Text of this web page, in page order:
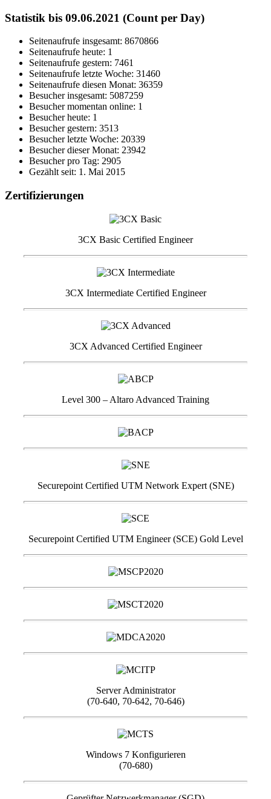
Statistik bis 09.06.2021 (Count per Day)
Seitenaufrufe insgesamt: 8670866
Seitenaufrufe heute: 1
Seitenaufrufe gestern: 7461
Seitenaufrufe letzte Woche: 31460
Seitenaufrufe diesen Monat: 36359
Besucher insgesamt: 5087259
Besucher momentan online: 1
Besucher heute: 1
Besucher gestern: 3513
Besucher letzte Woche: 20339
Besucher dieser Monat: 23942
Besucher pro Tag: 2905
Gezählt seit: 1. Mai 2015
Zertifizierungen
3CX Basic Certified Engineer
3CX Intermediate Certified Engineer
3CX Advanced Certified Engineer
Level 300 – Altaro Advanced Training
Securepoint Certified UTM Network Expert (SNE)
Securepoint Certified UTM Engineer (SCE) Gold Level
Server Administrator
(70-640, 70-642, 70-646)
Windows 7 Konfigurieren
(70-680)